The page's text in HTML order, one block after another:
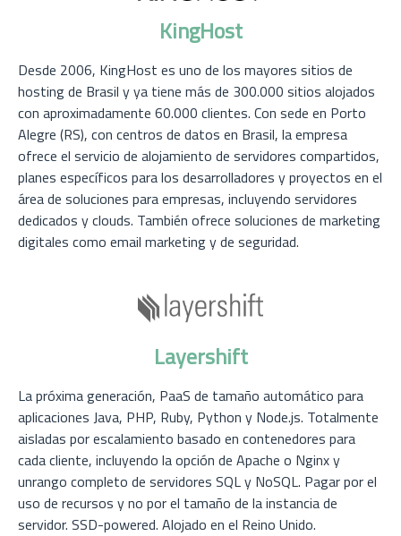
KingHost
Desde 2006, KingHost es uno de los mayores sitios de
hosting de Brasil y ya tiene más de 300.000 sitios alojados
con aproximadamente 60.000 clientes. Con sede en Porto
Alegre (RS), con centros de datos en Brasil, la empresa
ofrece el servicio de alojamiento de servidores compartidos,
planes específicos para los desarrolladores y proyectos en el
área de soluciones para empresas, incluyendo servidores
dedicados y clouds. También ofrece soluciones de marketing
digitales como email marketing y de seguridad.
Layershift
La próxima generación, PaaS de tamaño automático para
aplicaciones Java, PHP, Ruby, Python y Node.js. Totalmente
aisladas por escalamiento basado en contenedores para
cada cliente, incluyendo la opción de Apache o Nginx y
unrango completo de servidores SQL y NoSQL. Pagar por el
uso de recursos y no por el tamaño de la instancia de
servidor. SSD-powered. Alojado en el Reino Unido.